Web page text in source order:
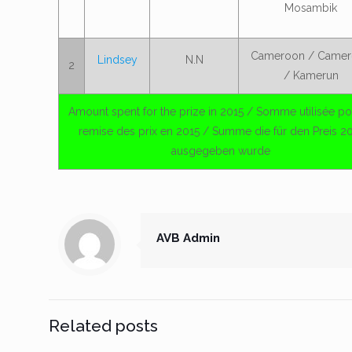
Mosambik
2 Lindsey N.N
Cameroon /
/ Kamerun
Amount spent for the prize in 2015 / Somme utilisée
remise des prix en 2015 / Summe die für den Preis
ausgegeben wurde
AVB Admin
Related posts